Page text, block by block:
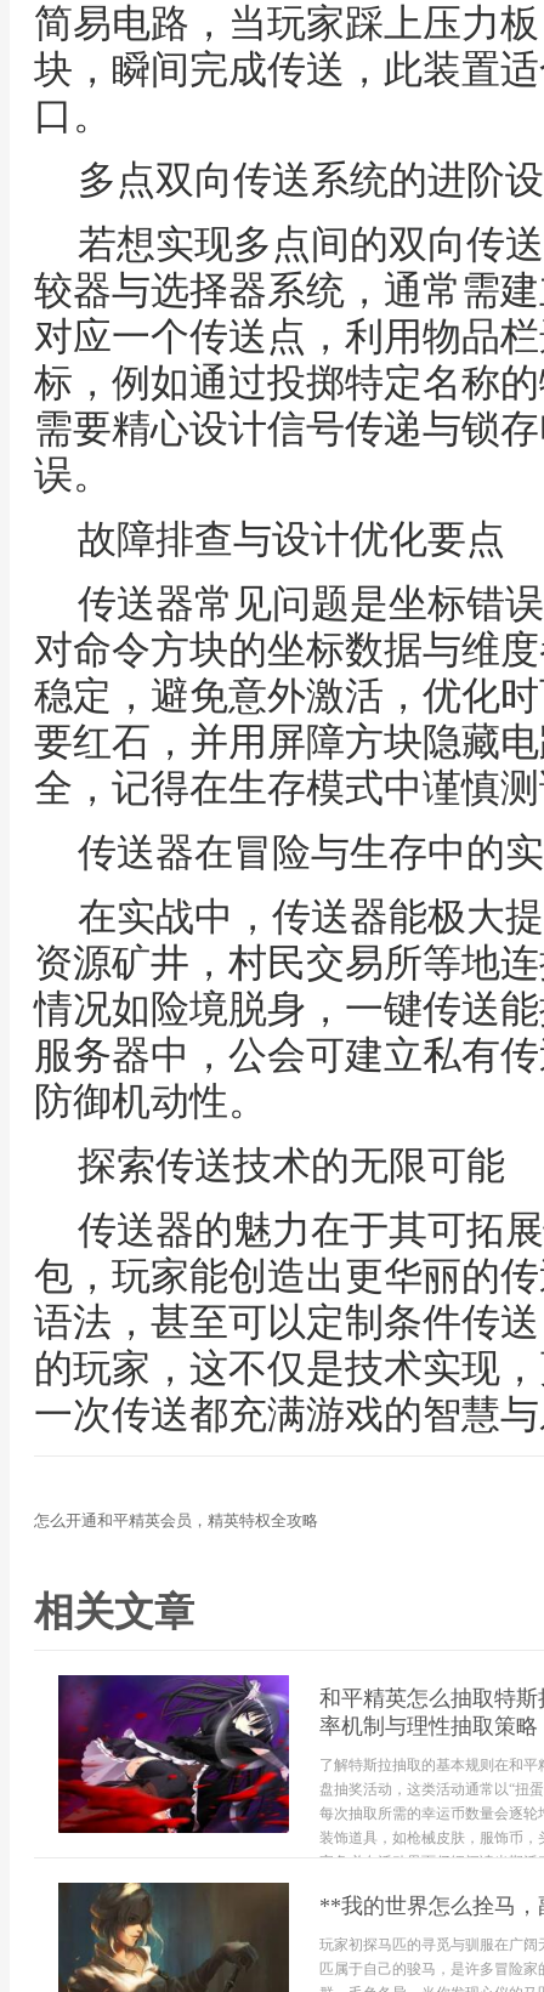
简易电路，当玩家踩上压力
块，瞬间完成传送，此装置
口。
多点双向传送系统的进阶
若想实现多点间的双向传
较器与选择器系统，通常需
对应一个传送点，利用物品
标，例如通过投掷特定名称
需要精心设计信号传递与锁
误。
故障排查与设计优化要点
传送器常见问题是坐标错
对命令方块的坐标数据与维
稳定，避免意外激活，优化
要红石，并用屏障方块隐藏
全，记得在生存模式中谨慎
传送器在冒险与生存中的
在实战中，传送器能极大
资源矿井，村民交易所等地
情况如险境脱身，一键传送
服务器中，公会可建立私有
防御机动性。
探索传送技术的无限可能
传送器的魅力在于其可拓
包，玩家能创造出更华丽的
语法，甚至可以定制条件传
的玩家，这不仅是技术实现
一次传送都充满游戏的智慧
怎么开通和平精英会员，精英特权全攻略
相关文章
和平精英怎么抽取特
率机制与理性抽取策略
了解特斯拉抽取的基本规则在和
盘抽奖活动，这类活动通常以“扭
每次抽取所需的幸运币数量会逐
装饰道具，如枪械皮肤，服饰币
家务必在活动界面仔细阅读当期活
**我的世界怎么拴马
玩家初探马匹的寻觅与驯服在广
匹属于自己的骏马，是许多冒险